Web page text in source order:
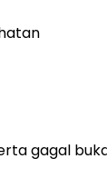
gagal